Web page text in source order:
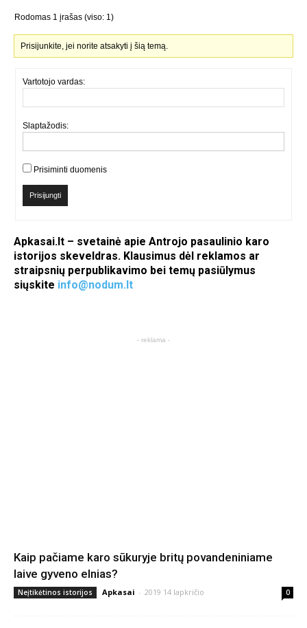
Rodomas 1 įrašas (viso: 1)
Prisijunkite, jei norite atsakyti į šią temą.
Vartotojo vardas:
Slaptažodis:
Prisiminti duomenis
Prisijungti
Apkasai.lt – svetainė apie Antrojo pasaulinio karo
istorijos skeveldras. Klausimus dėl reklamos ar
straipsnių perpublikavimo bei temų pasiūlymus
siųskite info@nodum.lt
- reklama -
Kaip pačiame karo sūkuryje britų povandeniniame
laive gyveno elnias?
Neįtikėtinos istorijos Apkasai - 2019 14 lapkričio 0